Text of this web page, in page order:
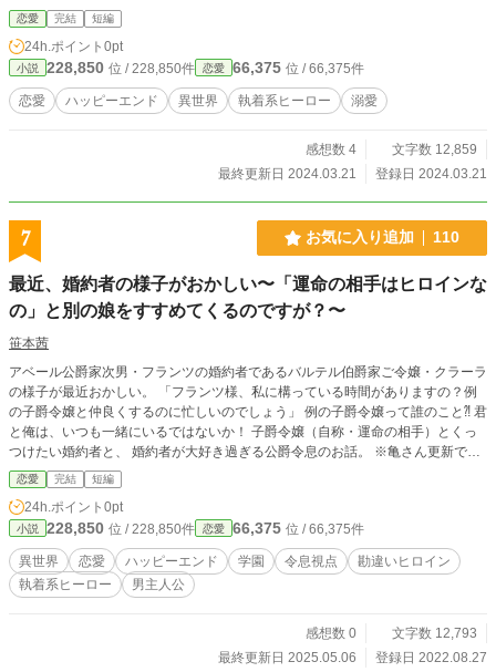
ンドの話です。 ※他のサイトにものせてます
恋愛 完結 短編
24h.ポイント 0pt
小説 228,850 位 / 228,850件 恋愛 66,375 位 / 66,375件
恋愛 ハッピーエンド 異世界 執着系ヒーロー 溺愛
感想数 4
文字数 12,859
最終更新日 2024.03.21
登録日 2024.03.21
7 お気に入り追加 110
最近、婚約者の様子がおかしい〜「運命の相手はヒロインな
の」と別の娘をすすめてくるのですが？〜
笹本茜
アベール公爵家次男・フランツの婚約者であるバルテル伯爵家ご令嬢・クラーラ
の様子が最近おかしい。 「フランツ様、私に構っている時間がありますの？例
の子爵令嬢と仲良くするのに忙しいのでしょう」 例の子爵令嬢って誰のこと⁈ 君
と俺は、いつも一緒にいるではないか！ 子爵令嬢（自称・運命の相手）とくっ
つけたい婚約者と、 婚約者が大好き過ぎる公爵令息のお話。 ※亀さん更新で
恋愛 完結 短編
24h.ポイント 0pt
小説 228,850 位 / 228,850件 恋愛 66,375 位 / 66,375件
異世界 恋愛 ハッピーエンド 学園 令息視点
勘違いヒロイン
執着系ヒーロー
男主人公
感想数 0
文字数 12,793
最終更新日 2025.05.06
登録日 2022.08.27